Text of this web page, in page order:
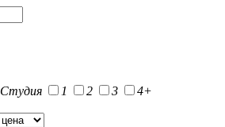
Студия 1 2 3
4+